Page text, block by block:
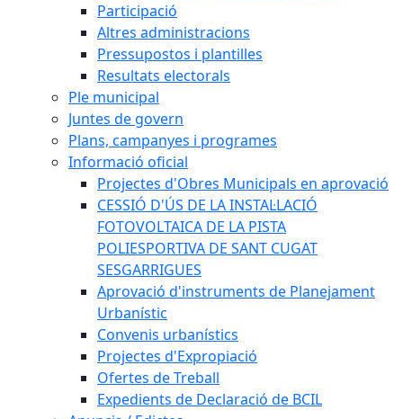
Participació
Altres administracions
Pressupostos i plantilles
Resultats electorals
Ple municipal
Juntes de govern
Plans, campanyes i programes
Informació oficial
Projectes d'Obres Municipals en aprovació
CESSIÓ D'ÚS DE LA INSTAL·LACIÓ
FOTOVOLTAICA DE LA PISTA
POLIESPORTIVA DE SANT CUGAT
SESGARRIGUES
Aprovació d'instruments de Planejament
Urbanístic
Convenis urbanístics
Projectes d'Expropiació
Ofertes de Treball
Expedients de Declaració de BCIL